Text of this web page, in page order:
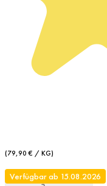
(79,90 € / KG)
Verfügbar ab 15.08.2026